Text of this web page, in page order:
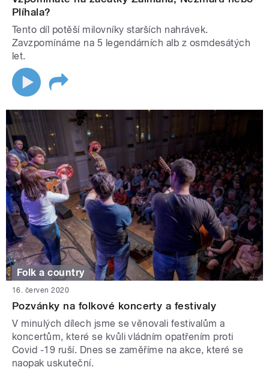
Plíhala?
Tento díl potěší milovníky starších nahrávek.
Zavzpomínáme na 5 legendárních alb z osmdesátých
let.
Folk a country
16. červen 2020
Pozvánky na folkové koncerty a festivaly
V minulých dílech jsme se věnovali festivalům a
koncertům, které se kvůli vládním opatřením proti
Covid -19 ruší. Dnes se zaměříme na akce, které se
naopak uskuteční.